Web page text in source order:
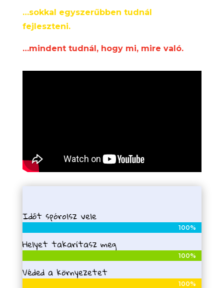
…sokkal egyszerűbben tudnál
fejleszteni.
…mindent tudnál, hogy mi, mire való.
Időt spórolsz vele
100%
100%
Helyet takarítasz meg
100%
100%
Véded a környezetet
100%
100%